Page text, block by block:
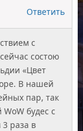
Ответить
с
состою
«Цвет
В нашей
пар, так
будес с
3 раза в